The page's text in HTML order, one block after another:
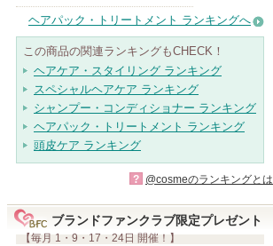
ヘアパック・トリートメント ランキングへ
この商品の関連ランキングもCHECK！
ヘアケア・スタイリング ランキング
スペシャルヘアケア ランキング
シャンプー・コンディショナー ランキング
ヘアパック・トリートメント ランキング
頭皮ケア ランキング
? @cosmeのランキングとは
ブランドファンクラブ限定プレゼント
【毎月 1・9・17・24日 開催！】